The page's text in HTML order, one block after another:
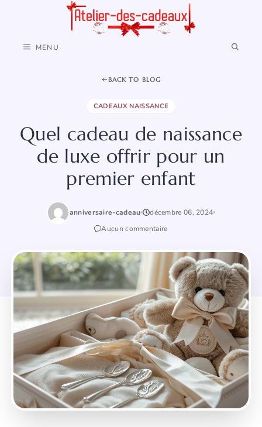
MENU
BACK TO BLOG
CADEAUX NAISSANCE
Quel cadeau de naissance
de luxe offrir pour un
premier enfant
anniversaire-cadeau
décembre 06, 2024
Aucun commentaire